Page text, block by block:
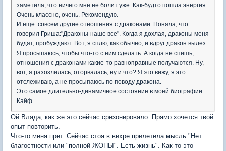
заметила, что ничего мне не болит уже. Как-будто пошла энергия.
Очень классно, очень. Рекомендую.
И еще: совсем другие отношения с драконами. Поняла, что
говорил Гриша:"Драконы-наше все". Когда я дохлая, драконы меня
будят, пробуждают. Вот, я сплю, как обычно, и вдруг дракон вылез.
Я просыпаюсь, чтобы что-то с ним сделать. А когда не спишь,
отношения с драконами какие-то равноправные получаются. Ну,
вот, я разозлилась, оторвалась, ну и что? Я это вижу, я это
отслеживаю, а не просыпаюсь по поводу дракона.
Это самое длительно-динамичное состояние в моей биографии.
Кайф.
Ой Влада, как же это сейчас срезонировало. Прямо хочется твой
опыт повторить.
Что-то меня прет. Сейчас стоя в вихре прилетела мысль "Нет
благостности или "полной ЖОПЫ". Есть жизнь". Как-то это